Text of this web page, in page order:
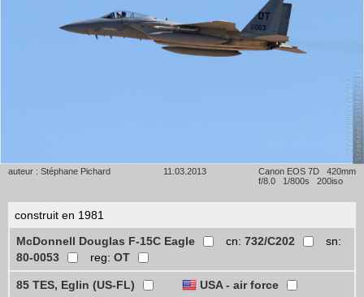
auteur : Stéphane Pichard 11.03.2013
Canon EOS 7D 420mm
f/8.0 1/800s 200iso
construit en 1981
McDonnell Douglas F-15C Eagle
cn: 732/C202
sn:
80-0053
reg: OT
85 TES, Eglin (US-FL) USA - air force